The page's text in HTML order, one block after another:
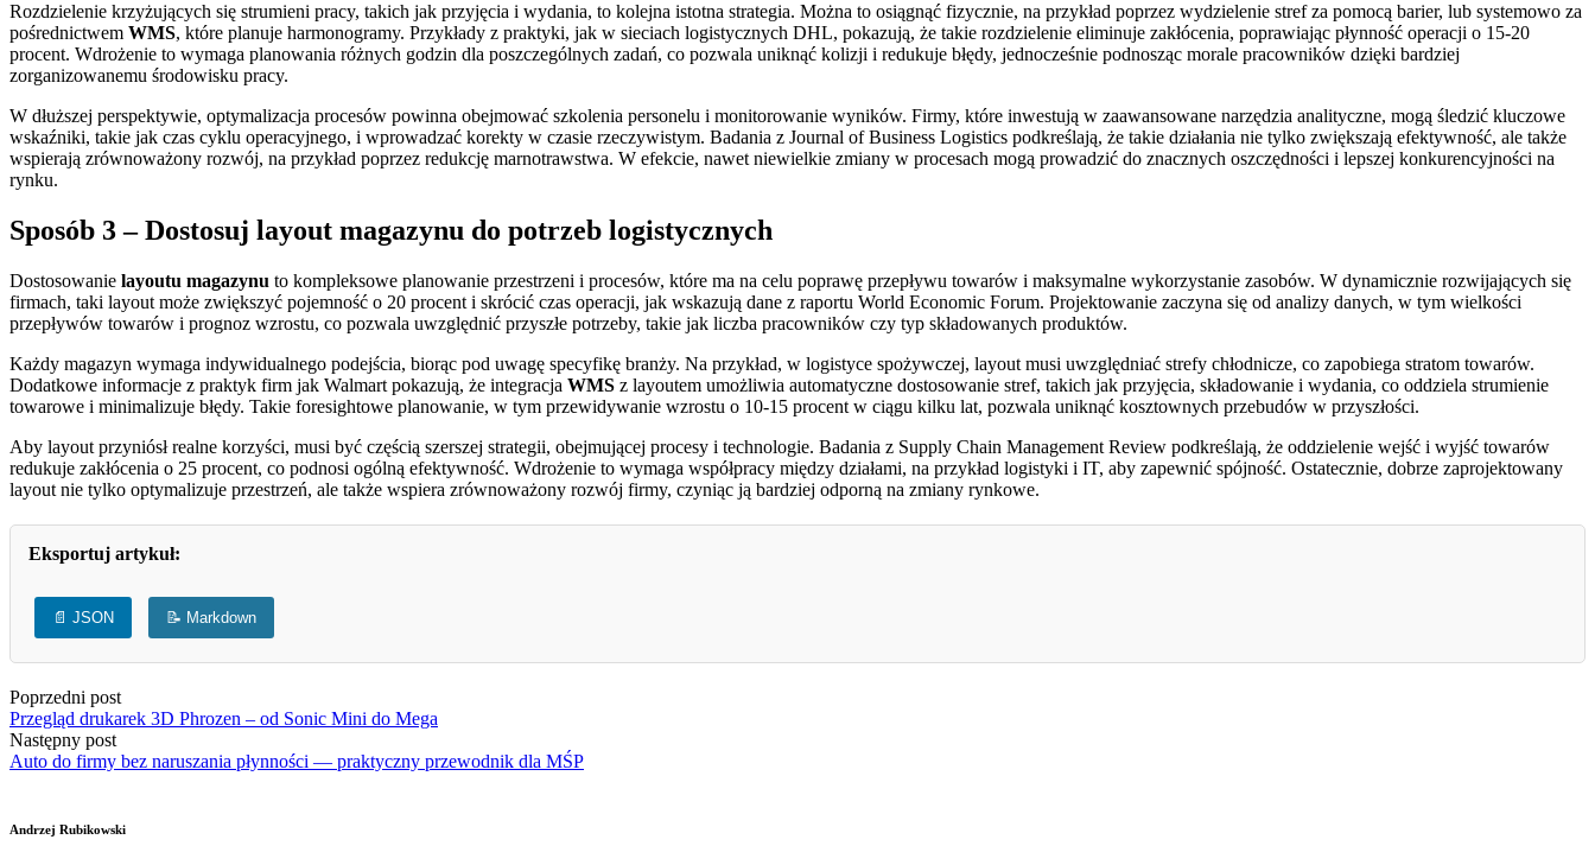
Rozdzielenie krzyżujących się strumieni pracy, takich jak przyjęcia i wydania, to kolejna istotna strategia. Można to osiągnąć fizycznie, na przykład poprzez wydzielenie stref za pomocą barier, lub systemowo za
pośrednictwem WMS, które planuje harmonogramy. Przykłady z praktyki, jak w sieciach logistycznych DHL, pokazują, że takie rozdzielenie eliminuje zakłócenia, poprawiając płynność operacji o 15-20
procent. Wdrożenie to wymaga planowania różnych godzin dla poszczególnych zadań, co pozwala uniknąć kolizji i redukuje błędy, jednocześnie podnosząc morale pracowników dzięki bardziej
zorganizowanemu środowisku pracy.
W dłuższej perspektywie, optymalizacja procesów powinna obejmować szkolenia personelu i monitorowanie wyników. Firmy, które inwestują w zaawansowane narzędzia analityczne, mogą śledzić kluczowe
wskaźniki, takie jak czas cyklu operacyjnego, i wprowadzać korekty w czasie rzeczywistym. Badania z Journal of Business Logistics podkreślają, że takie działania nie tylko zwiększają efektywność, ale także
wspierają zrównoważony rozwój, na przykład poprzez redukcję marnotrawstwa. W efekcie, nawet niewielkie zmiany w procesach mogą prowadzić do znacznych oszczędności i lepszej konkurencyjności na
rynku.
Sposób 3 – Dostosuj layout magazynu do potrzeb logistycznych
Dostosowanie layoutu magazynu to kompleksowe planowanie przestrzeni i procesów, które ma na celu poprawę przepływu towarów i maksymalne wykorzystanie zasobów. W dynamicznie rozwijających się
firmach, taki layout może zwiększyć pojemność o 20 procent i skrócić czas operacji, jak wskazują dane z raportu World Economic Forum. Projektowanie zaczyna się od analizy danych, w tym wielkości
przepływów towarów i prognoz wzrostu, co pozwala uwzględnić przyszłe potrzeby, takie jak liczba pracowników czy typ składowanych produktów.
Każdy magazyn wymaga indywidualnego podejścia, biorąc pod uwagę specyfikę branży. Na przykład, w logistyce spożywczej, layout musi uwzględniać strefy chłodnicze, co zapobiega stratom towarów.
Dodatkowe informacje z praktyk firm jak Walmart pokazują, że integracja WMS z layoutem umożliwia automatyczne dostosowanie stref, takich jak przyjęcia, składowanie i wydania, co oddziela strumienie
towarowe i minimalizuje błędy. Takie foresightowe planowanie, w tym przewidywanie wzrostu o 10-15 procent w ciągu kilku lat, pozwala uniknąć kosztownych przebudów w przyszłości.
Aby layout przyniósł realne korzyści, musi być częścią szerszej strategii, obejmującej procesy i technologie. Badania z Supply Chain Management Review podkreślają, że oddzielenie wejść i wyjść towarów
redukuje zakłócenia o 25 procent, co podnosi ogólną efektywność. Wdrożenie to wymaga współpracy między działami, na przykład logistyki i IT, aby zapewnić spójność. Ostatecznie, dobrze zaprojektowany
layout nie tylko optymalizuje przestrzeń, ale także wspiera zrównoważony rozwój firmy, czyniąc ją bardziej odporną na zmiany rynkowe.
Eksportuj artykuł:
📄 JSON 📝 Markdown
Poprzedni post
Przegląd drukarek 3D Phrozen – od Sonic Mini do Mega
Następny post
Auto do firmy bez naruszania płynności — praktyczny przewodnik dla MŚP
Andrzej Rubikowski